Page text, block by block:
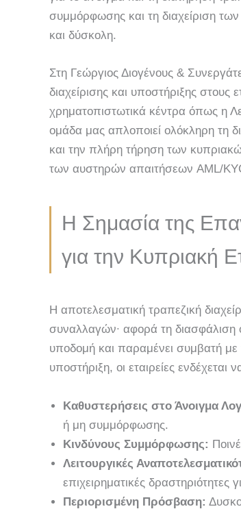
συμμόρφωσης και τη διαχείριση
και δύσκολη.
Στη Γεώργιος Διογένους &
διαχείρισης και υποστήριξης
χρηματοπιστωτικά κέντρα όπως η
ομάδα μας απλοποιεί ολόκληρη τη
και την πλήρη τήρηση των
των αυστηρών απαιτήσεων AML/
Η Σημασία της
για την Κυπριακή
Η αποτελεσματική τραπεζική
συναλλαγών∙ αφορά τη διασφάλιση
υποδομή και παραμένει συμβατή με
υποστήριξη, οι εταιρείες ενδέχεται
Καθυστερήσεις στο Άνοιγμα
ή μη συμμόρφωσης.
Κινδύνους Συμμόρφωσης:
Λειτουργικές
επιχειρηματικές δραστηριότητες
Περιορισμένη Πρόσβαση: